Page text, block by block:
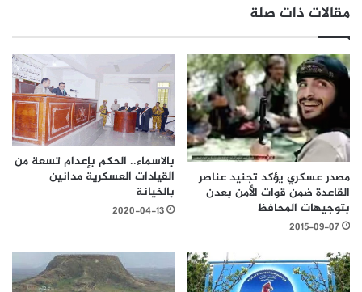
مقالات ذات صلة
مصدر عسكري يؤكد تجنيد عناصر
القاعدة ضمن قوات اﻷمن بعدن
بتوجيهات المحافظ
2015-09-07
بالاسماء.. الحكم بإعدام تسعة من
القيادات العسكرية مدانين
بالخيانة
2020-04-13